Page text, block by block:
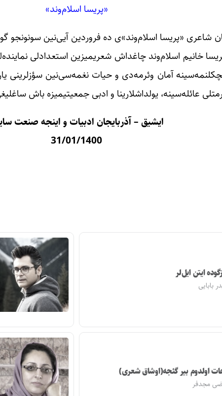
«پریسا اسلام‌وند»
خانیم اسلام‌وند چاغداش شعریمیزین استعدادلی
آمان وئرمه‌دی و حیات نغمه‌سی‌نین سؤزلرینی
عائله‌سینه، یولداشلارینا و ادبی جمعیتیمیزه باش
ایشیق – آذربایجان ادبیات و اینجه صنعت
31/01/1400
ایتن ایل‌لر
بابایی
اولدوم بیر گئجه(اوشاق شعری)
مجدفر